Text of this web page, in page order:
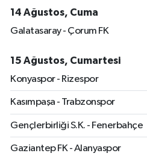
14 Ağustos, Cuma
Galatasaray - Çorum FK
15 Ağustos, Cumartesi
Konyaspor - Rizespor
Kasımpaşa - Trabzonspor
Gençlerbirliği S.K. - Fenerbahçe
Gaziantep FK - Alanyaspor